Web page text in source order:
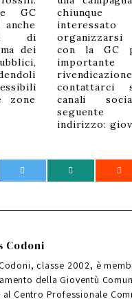
GC
anche
di
dei
zone
con la GC
importante
contattarci
canali
seguente
indirizzo:
Codoni
classe 2002, è
della Gioventù
Centro Professionale